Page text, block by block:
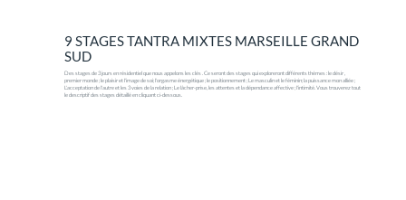
9 STAGES TANTRA MIXTES MARSEILLE GRAND
SUD
Des stages de 3 jours en résidentiel que nous appelons les clés . Ce seront des stages qui exploreront différents thèmes : le désir ,
premier monde ; le plaisir et l'image de soi; l'orgasme énergétique ; le positionnement ; Le masculin et le féminin; la puissance mon alliée ;
L'acceptation de l'autre et les 3 voies de la relation ; Le lâcher-prise, les attentes et la dépendance affective ; l'intimité. Vous trouverez tout
le descriptif des stages détaillé en cliquant ci-dessous.